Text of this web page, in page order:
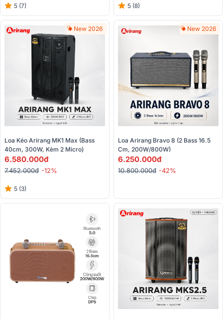
5 (7) 5 (8)
New 2026
Loa Kéo Arirang MK1 Max (Bass
40cm, 300W, Kèm 2 Micro)
6.580.000đ
7.452.000đ -12%
5 (3)
New 2026
Loa Arirang Bravo 8 (2 Bass 16.5
6.250.000đ
10.800.000đ -42%